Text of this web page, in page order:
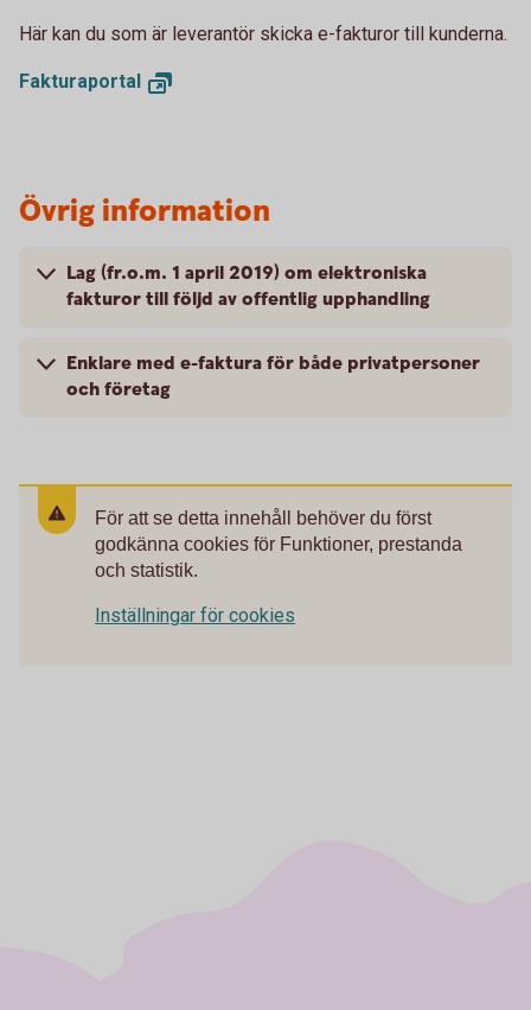
Här kan du som är leverantör skicka e-fakturor till kunderna.
Fakturaportal
Övrig information
Lag (fr.o.m. 1 april 2019) om elektroniska
fakturor till följd av offentlig upphandling
Enklare med e-faktura för både privatpersoner
och företag
För att se detta innehåll behöver du först
godkänna cookies för Funktioner, prestanda
och statistik.
Inställningar för cookies